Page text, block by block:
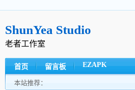
ShunYea Studio
老者工作室
首页 留言板 EZAPK
本站推荐：